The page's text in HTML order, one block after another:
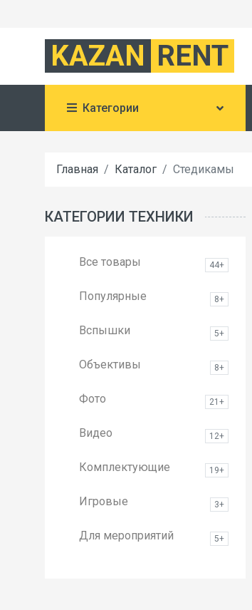
KAZAN RENT
Категории
Главная Каталог Стедикамы
КАТЕГОРИИ ТЕХНИКИ
Все товары 44+
Популярные 8+
Вспышки 5+
Объективы 8+
Фото 21+
Видео 12+
Комплектующие 19+
Игровые 3+
Для мероприятий 5+